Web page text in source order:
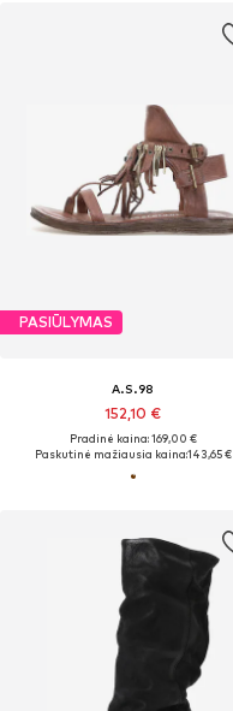
PASIŪLYMAS
A.S.98
152,10 €
Pradinė kaina: 169,00 €
Paskutinė mažiausia kaina:143,65 €